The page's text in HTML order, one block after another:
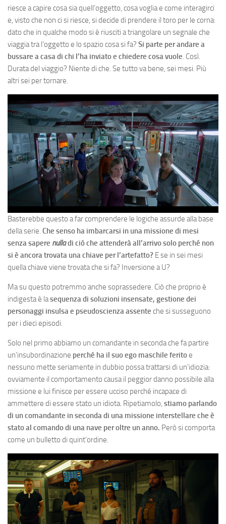
riesce a capire cosa sia quell’oggetto, cosa voglia e come interagirci
e, visto che non ci si riesce, si decide di prendere il toro per le corna:
dato che in qualche modo si è riusciti a triangolare un segnale che
viaggia tra l’oggetto e lo spazio cosa si fa? Si parte per andare a
bussare a casa di chi l’ha inviato e chiedere cosa vuole. Così.
Durata del viaggio? Niente di che. Se tutto va bene, sei mesi. Più
altri sei per tornare.
Basterebbe questo a far comprendere le logiche assurde alla base
della serie. Che senso ha imbarcarsi in una missione di mesi
senza sapere nulladi ciò che attenderà all’arrivo solo perché non
si è ancora trovata una chiave per l’artefatto? E se in sei mesi
quella chiave viene trovata che si fa? Inversione a U?
Ma su questo potremmo anche soprassedere. Ciò che proprio è
indigesta è lasequenza di soluzioni insensate, gestione dei
personaggi insulsa e pseudoscienza assente che si susseguono
per i dieci episodi.
Solo nel primo abbiamo un comandante in seconda che fa partire
un’insubordinazione perché ha il suo ego maschile feritoe
nessuno mette seriamente in dubbio possa trattarsi di un’idiozia:
ovviamente il comportamento causa il peggior danno possibile alla
missione e lui finisce per essere ucciso perché incapace di
ammettere di essere stato un idiota. Ripetiamolo, stiamo parlando
di un comandante in seconda di una missione interstellare che è
stato al comando di una nave per oltre un anno. Però si comporta
come un bulletto di quint’ordine.